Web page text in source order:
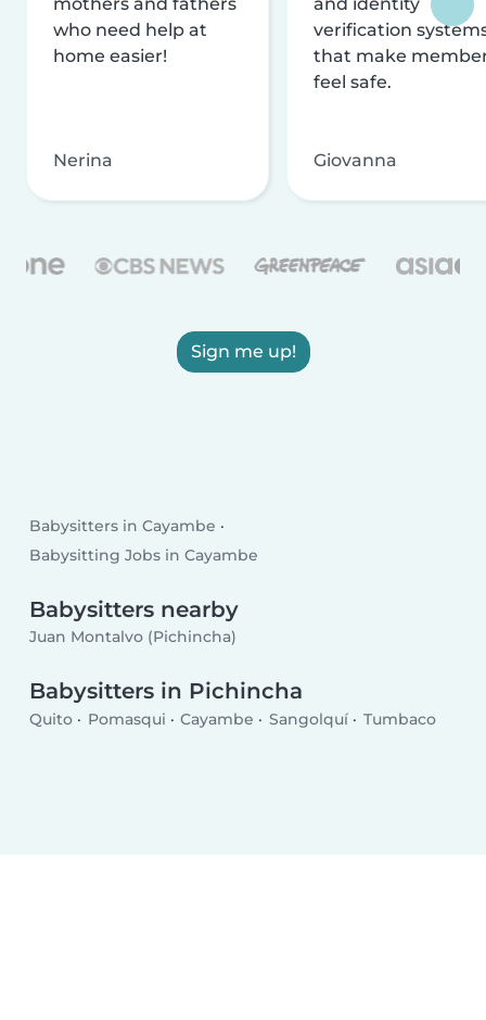
who need help at
home easier!
Nerina
verification
that make
feel safe.
Giovanna
Sign me up!
Babysitters in Cayambe
Babysitting Jobs in Cayambe
Babysitters nearby
Juan Montalvo (Pichincha)
Babysitters in Pichincha
Quito Pomasqui Cayambe Sangolquí Tumbaco